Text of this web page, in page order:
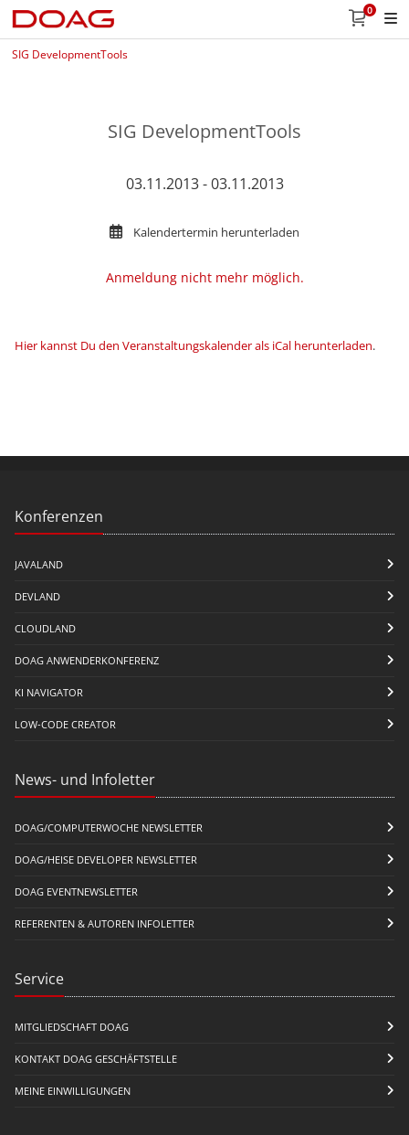
0
SIG DevelopmentTools
SIG DevelopmentTools
03.11.2013 - 03.11.2013
Kalendertermin herunterladen
Anmeldung nicht mehr möglich.
Hier kannst Du den Veranstaltungskalender als iCal herunterladen.
Konferenzen
JAVALAND
DEVLAND
CLOUDLAND
DOAG ANWENDERKONFERENZ
KI NAVIGATOR
LOW-CODE CREATOR
News- und Infoletter
DOAG/COMPUTERWOCHE NEWSLETTER
DOAG/HEISE DEVELOPER NEWSLETTER
DOAG EVENTNEWSLETTER
REFERENTEN & AUTOREN INFOLETTER
Service
MITGLIEDSCHAFT DOAG
KONTAKT DOAG GESCHÄFTSTELLE
MEINE EINWILLIGUNGEN